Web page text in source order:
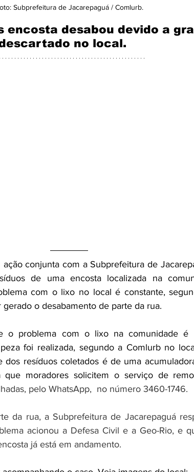
Subprefeitura de Jacarepaguá / Comlurb.
encosta desabou devido a
no local.
conjunta com a Subprefeitura de
de uma encosta localizada na
com o lixo no local é constante,
o desabamento de parte da rua.
o problema com o lixo na comunidade é
foi realizada, segundo a Comlurb no
dos resíduos coletados é de uma
que moradores solicitem o serviço de
pelo WhatsApp,  no número 3460-1746.
da rua, a Subprefeitura de Jacarepaguá
acionou a Defesa Civil e a Geo-Rio, e
já está em andamento.